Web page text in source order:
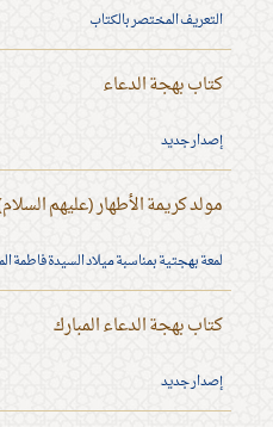
التعريف المختصر بالكتاب
كتاب بهجة الدعاء
إصدار جديد
مولد كريمة الأطهار (عليهم
لمعة بهجتية بمناسبة ميلاد السيدة فاطمة
كتاب بهجة الدعاء المبارك
إصدار جديد